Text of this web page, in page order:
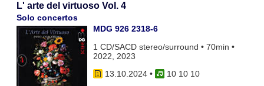
L' arte del virtuoso Vol. 4
Solo concertos
MDG 926 2318-6
1 CD/SACD stereo/surround • 70min •
2022, 2023
13.10.2024•
10 10 10